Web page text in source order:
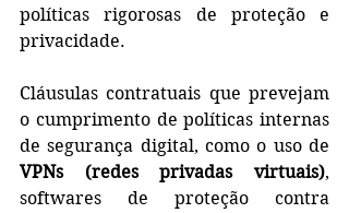
políticas rigorosas de proteção e
privacidade.
Cláusulas contratuais que prevejam
o cumprimento de políticas internas
VPNs (redes privadas virtuais),
softwares de proteção contra